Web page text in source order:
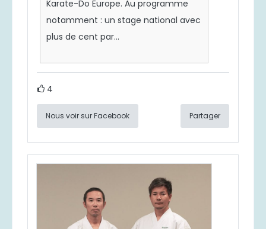
Karate-Do Europe. Au programme
notamment : un stage national avec
plus de cent par...
4
Nous voir sur Facebook Partager